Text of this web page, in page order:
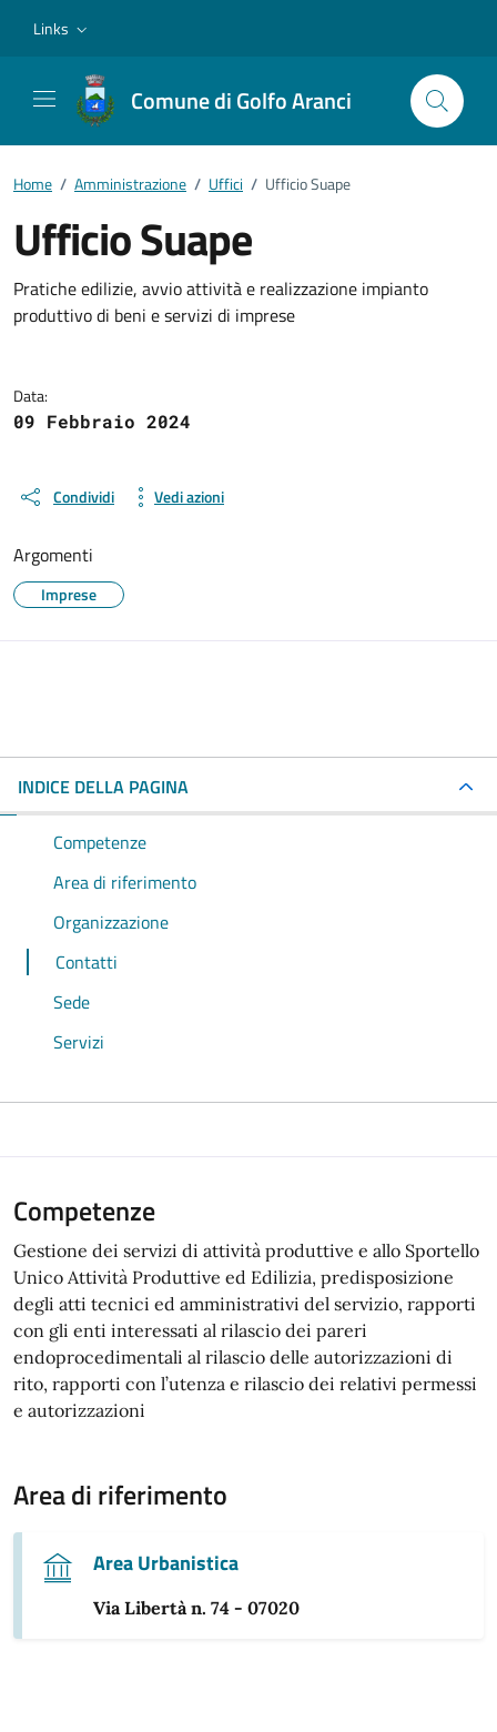
Links
Comune di Golfo Aranci
Home / Amministrazione / Uffici / Ufficio Suape
Ufficio Suape
Dettagli della notizia
Pratiche edilizie, avvio attività e realizzazione impianto
produttivo di beni e servizi di imprese
Data:
09 Febbraio 2024
Condividi Vedi azioni
Argomenti
Imprese
INDICE DELLA PAGINA
Competenze
Area di riferimento
Organizzazione
Contatti
Sede
Servizi
Competenze
Gestione dei servizi di attività produttive e allo Sportello
Unico Attività Produttive ed Edilizia, predisposizione
degli atti tecnici ed amministrativi del servizio, rapporti
con gli enti interessati al rilascio dei pareri
endoprocedimentali al rilascio delle autorizzazioni di
rito, rapporti con l’utenza e rilascio dei relativi permessi
e autorizzazioni
Area di riferimento
Area Urbanistica
Via Libertà n. 74 - 07020